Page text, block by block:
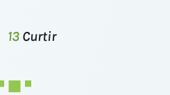
13 Curtir